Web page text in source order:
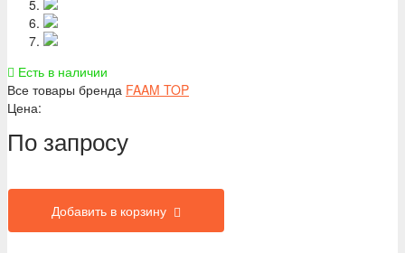
Есть в наличии
Все товары бренда FAAM TOP
Цена:
По запросу
Добавить в корзину